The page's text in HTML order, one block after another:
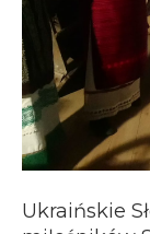
Ukraińskie